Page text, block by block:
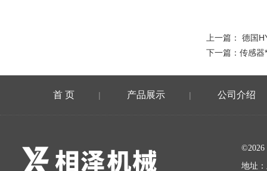
上一篇： 德国
下一篇： 传感器
首 页 | 产品展示 | 公司介绍
地址